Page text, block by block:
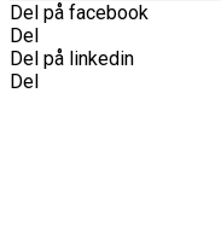
Del på facebook
Del
Del på linkedin
Del